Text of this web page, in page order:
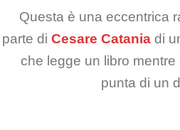
Questa è una eccentrica
parte di Cesare Catania di
che legge un libro
punta di un